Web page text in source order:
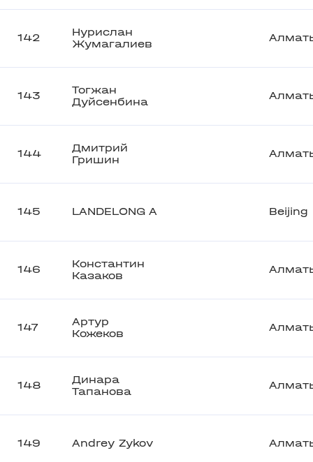
142
Нурислан
Жумагалиев
143
Тогжан
Дуйсенбина
144
Дмитрий
Гришин
145 LANDELONG A Beijing
146
Константин
Казаков
147
Артур
Кожеков
148
Динара
Тапанова
149 Andrey Zykov